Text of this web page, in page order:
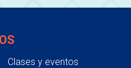
Clases y eventos